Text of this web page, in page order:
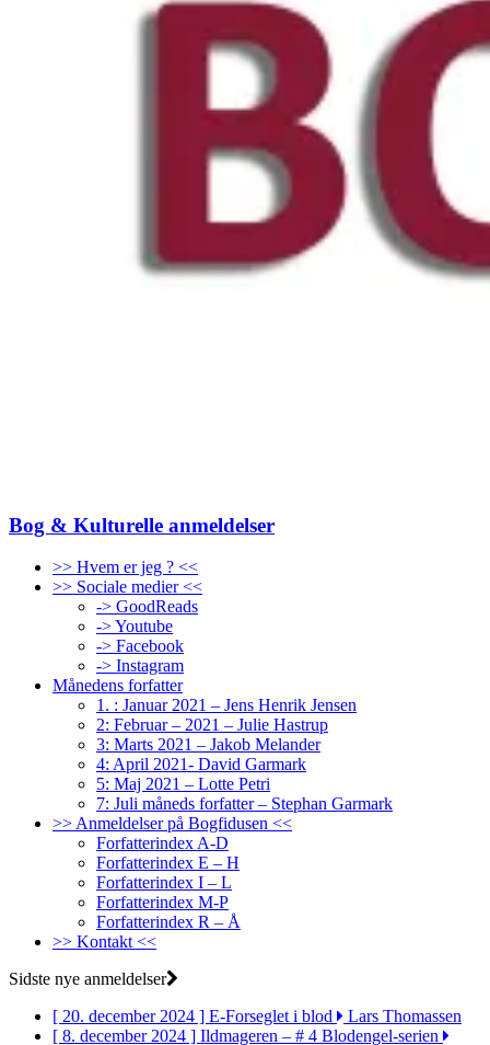
Bog & Kulturelle anmeldelser
>> Hvem er jeg ? <<
>> Sociale medier <<
-> GoodReads
-> Youtube
-> Facebook
-> Instagram
Månedens forfatter
1. : Januar 2021 – Jens Henrik Jensen
2: Februar – 2021 – Julie Hastrup
3: Marts 2021 – Jakob Melander
4: April 2021- David Garmark
5: Maj 2021 – Lotte Petri
7: Juli måneds forfatter – Stephan Garmark
>> Anmeldelser på Bogfidusen <<
Forfatterindex A-D
Forfatterindex E – H
Forfatterindex I – L
Forfatterindex M-P
Forfatterindex R – Å
>> Kontakt <<
Sidste nye anmeldelser
[ 20. december 2024 ] E-Forseglet i blod
Lars Thomassen
[ 8. december 2024 ] Ildmageren – # 4 Blodengel-serien